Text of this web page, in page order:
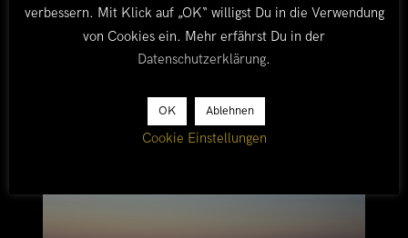
verbessern. Mit Klick auf „OK“ willigst Du in die Verwendung
von Cookies ein. Mehr erfährst Du in der
Datenschutzerklärung.
OK Ablehnen
Cookie Einstellungen